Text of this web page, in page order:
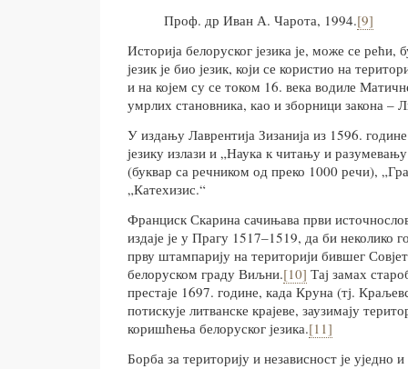
Проф. др Иван А. Чарота, 1994.[9]
Историја белоруског језика је, може се рећи,
језик је био језик, који се користио на
и на којем су се током 16. века водиле
умрлих становника, као и зборници закона –
У издању Лаврентија Зизанија из 1596.
језику излази и „Наука к читању и
(буквар са речником од преко 1000 речи),
„Катехизис.“
Франциск Скарина сачињава први
издаје је у Прагу 1517–1519, да би неколико
прву штампарију на територији бившег
белоруском граду Виљни.[10] Тај замах
престаје 1697. године, када Круна (тј.
потискује литванске крајеве, заузимају
коришћења белоруског језика.[11]
Борба за територију и независност је уједно и